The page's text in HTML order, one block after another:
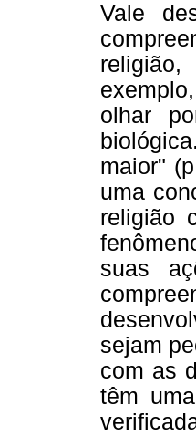
Vale
olhar
maior"
uma
religião
suas
sejam
com as
têm